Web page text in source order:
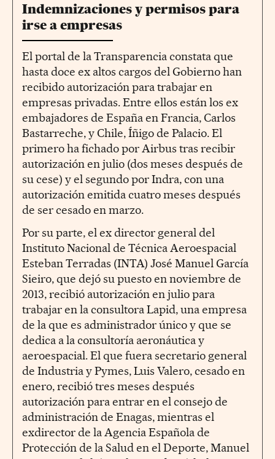
Indemnizaciones y permisos para
irse a empresas
El portal de la Transparencia constata que
hasta doce ex altos cargos del Gobierno han
recibido autorización para trabajar en
empresas privadas. Entre ellos están los ex
embajadores de España en Francia, Carlos
Bastarreche, y Chile, Íñigo de Palacio. El
primero ha fichado por Airbus tras recibir
autorización en julio (dos meses después de
su cese) y el segundo por Indra, con una
autorización emitida cuatro meses después
de ser cesado en marzo.
Por su parte, el ex director general del
Instituto Nacional de Técnica Aeroespacial
Esteban Terradas (INTA) José Manuel García
Sieiro, que dejó su puesto en noviembre de
2013, recibió autorización en julio para
trabajar en la consultora Lapid, una empresa
de la que es administrador único y que se
dedica a la consultoría aeronáutica y
aeroespacial. El que fuera secretario general
de Industria y Pymes, Luis Valero, cesado en
enero, recibió tres meses después
autorización para entrar en el consejo de
administración de Enagas, mientras el
exdirector de la Agencia Española de
Protección de la Salud en el Deporte, Manuel